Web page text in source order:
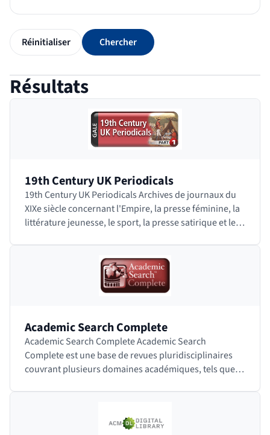
Réinitialiser Chercher
Résultats
des résultats de recherche
19th Century UK Periodicals
19th Century UK Periodicals Archives de journaux du
XIXe siècle concernant l'Empire, la presse féminine, la
littérature jeunesse, le sport, la presse satirique et les
Academic Search Complete
Academic Search Complete Academic Search
Complete est une base de revues pluridisciplinaires
couvrant plusieurs domaines académiques, tels que